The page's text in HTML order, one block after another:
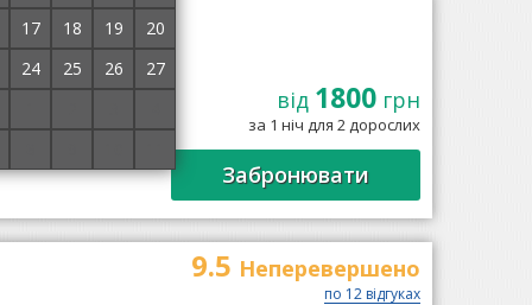
17 18 19
20
24 25 26
27
Яблуниця на
поруч з трасою
→
від 1800грн
за 1 ніч для 2 дорослих
Забронювати
9.5 Неперевершено
по 12 відгуках